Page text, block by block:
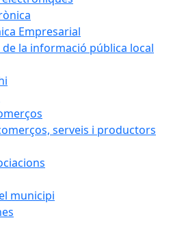
Empresarial
de la informació pública local
serveis i productors
municipi